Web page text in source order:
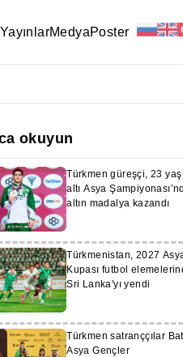
YayınlarMedyaPoster
okuyun
Türkmen güreşçi, 23 yaş
altı Asya
altın madalya kazandı
Türkmenistan, 2027
Kupası futbol
Sri Lanka'yı yendi
Türkmen satranççılar
Asya Gençler